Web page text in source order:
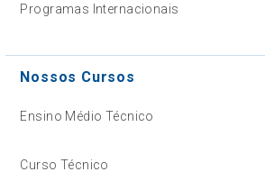
Programas Internacionais
Nossos Cursos
Ensino Médio Técnico
Curso Técnico